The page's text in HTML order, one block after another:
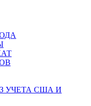
УЧЕТА США И